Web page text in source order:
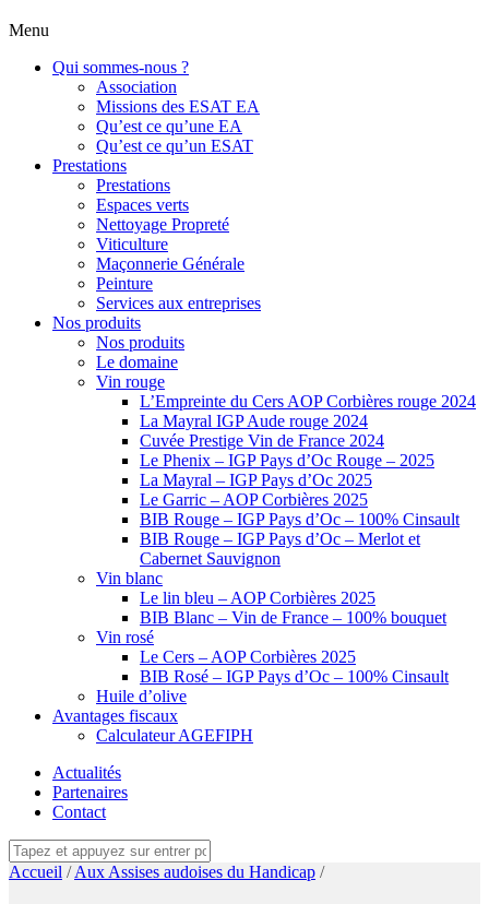
Menu
Qui sommes-nous ?
Association
Missions des ESAT EA
Qu’est ce qu’une EA
Qu’est ce qu’un ESAT
Prestations
Prestations
Espaces verts
Nettoyage Propreté
Viticulture
Maçonnerie Générale
Peinture
Services aux entreprises
Nos produits
Nos produits
Le domaine
Vin rouge
L’Empreinte du Cers AOP Corbières rouge 2024
La Mayral IGP Aude rouge 2024
Cuvée Prestige Vin de France 2024
Le Phenix – IGP Pays d’Oc Rouge – 2025
La Mayral – IGP Pays d’Oc 2025
Le Garric – AOP Corbières 2025
BIB Rouge – IGP Pays d’Oc – 100% Cinsault
BIB Rouge – IGP Pays d’Oc – Merlot et
Cabernet Sauvignon
Vin blanc
Le lin bleu – AOP Corbières 2025
BIB Blanc – Vin de France – 100% bouquet
Vin rosé
Le Cers – AOP Corbières 2025
BIB Rosé – IGP Pays d’Oc – 100% Cinsault
Huile d’olive
Avantages fiscaux
Calculateur AGEFIPH
Actualités
Partenaires
Contact
Accueil /Aux Assises audoises du Handicap /